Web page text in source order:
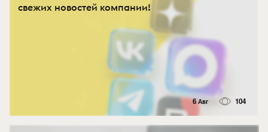
свежих новостей компании!
6 Авг 104